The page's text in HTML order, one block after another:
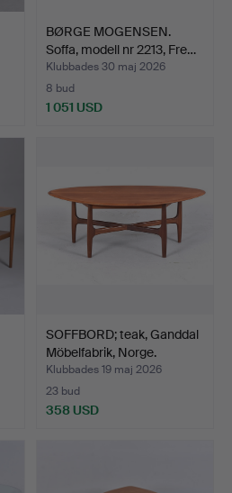
BØRGE MOGENSEN.
Soffa, modell nr 2213, Fre…
Klubbades 30 maj 2026
8 bud
1 051 USD
SOFFBORD; teak, Ganddal
Möbelfabrik, Norge.
Klubbades 19 maj 2026
23 bud
358 USD